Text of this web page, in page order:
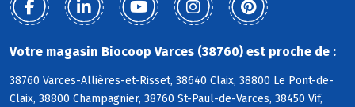
Votre magasin Biocoop Varces (38760) est proche de :
38760 Varces-Allières-et-Risset, 38640 Claix, 38800 Le Pont-de-
Claix, 38800 Champagnier, 38760 St-Paul-de-Varces, 38450 Vif,